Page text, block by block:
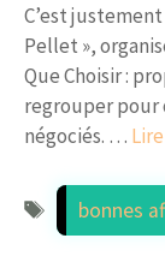
C’est
Pellet »,
Que Choisir :
regrouper pour
négociés. …
Étiquettes
bonnes